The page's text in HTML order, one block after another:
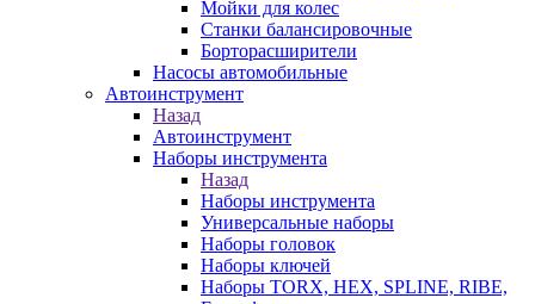
Мойки для колес
Станки балансировочные
Борторасширители
Насосы автомобильные
Автоинструмент
Назад
Автоинструмент
Наборы инструмента
Назад
Наборы инструмента
Универсальные наборы
Наборы головок
Наборы ключей
Наборы TORX, HEX, SPLINE, RIBE,